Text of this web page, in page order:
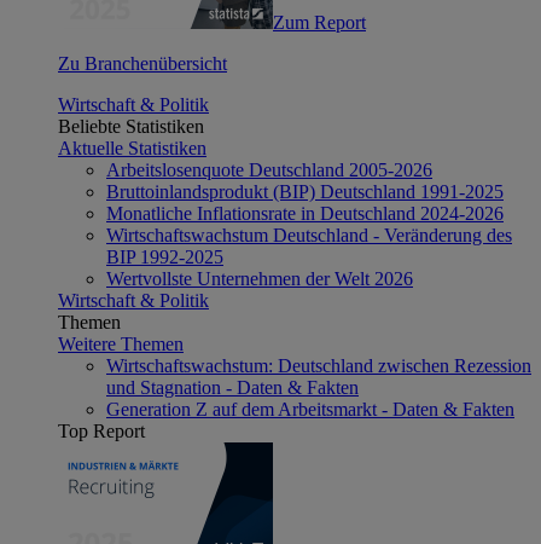
Zum Report
Zu Branchenübersicht
Wirtschaft & Politik
Beliebte Statistiken
Aktuelle Statistiken
Arbeitslosenquote Deutschland 2005-2026
Bruttoinlandsprodukt (BIP) Deutschland 1991-2025
Monatliche Inflationsrate in Deutschland 2024-2026
Wirtschaftswachstum Deutschland - Veränderung des
BIP 1992-2025
Wertvollste Unternehmen der Welt 2026
Wirtschaft & Politik
Themen
Weitere Themen
Wirtschaftswachstum: Deutschland zwischen Rezession
und Stagnation - Daten & Fakten
Generation Z auf dem Arbeitsmarkt - Daten & Fakten
Top Report